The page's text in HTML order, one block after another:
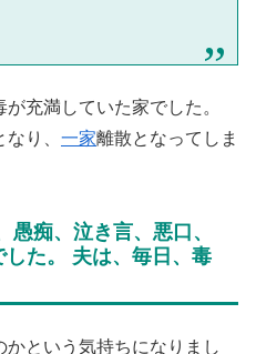
充満していた家でした。
り、 一家離散となってしま
痴、泣き言、悪口、
た。 夫は、毎日、毒
という気持ちになりまし